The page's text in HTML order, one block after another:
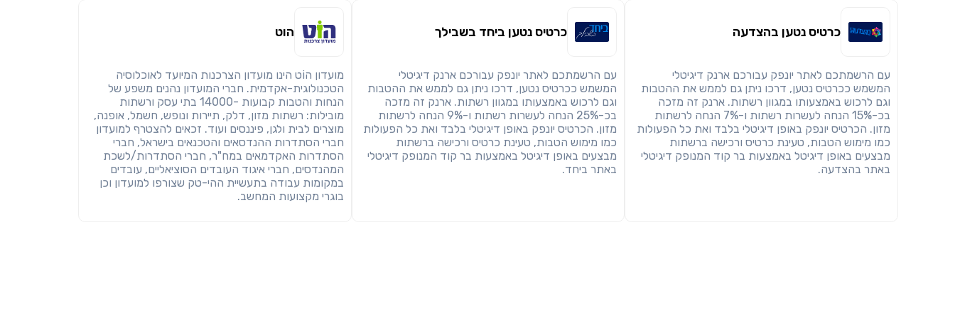
כרטיס נטען בהצדעה
עם הרשמתכם לאתר יונפק עבורכם ארנק דיגיטלי
המשמש ככרטיס נטען, דרכו ניתן גם לממש את ההטבות
וגם לרכוש באמצעותו במגוון רשתות. ארנק זה מזכה
בכ-15% הנחה לעשרות רשתות ו-7% הנחה לרשתות
מזון. הכרטיס יונפק באופן דיגיטלי בלבד ואת כל הפעולות
כמו מימוש הטבות, טעינת כרטיס ורכישה ברשתות
מבצעים באופן דיגיטל באמצעות בר קוד המנופק דיגיטלי
באתר בהצדעה.
כרטיס נטען ביחד בשבילך
עם הרשמתכם לאתר יונפק עבורכם ארנק דיגיטלי
המשמש ככרטיס נטען, דרכו ניתן גם לממש את ההטבות
וגם לרכוש באמצעותו במגוון רשתות. ארנק זה מזכה
בכ-25% הנחה לעשרות רשתות ו-9% הנחה לרשתות
מזון. הכרטיס יונפק באופן דיגיטלי בלבד ואת כל הפעולות
כמו מימוש הטבות, טעינת כרטיס ורכישה ברשתות
מבצעים באופן דיגיטל באמצעות בר קוד המנופק דיגיטלי
באתר ביחד.
הוט
מועדון הוֹט הינו מועדון הצרכנות המיועד לאוכלוסיה
הטכנולוגית-אקדמית. חברי המועדון נהנים משפע של
הנחות והטבות קבועות -14000 בתי עסק ורשתות
מובילות: רשתות מזון, דלק, תיירות ונופש, חשמל, אופנה,
מוצרים לבית ולגן, פיננסים ועוד. זכאים להצטרף למועדון
חברי הסתדרות ההנדסאים והטכנאים בישראל, חברי
הסתדרות האקדמאים במח"ר, חברי הסתדרות/לשכת
המהנדסים, חברי איגוד העובדים הסוציאליים, עובדים
במקומות עבודה בתעשיית ההי-טק שצורפו למועדון וכן
בוגרי מקצועות המחשב.